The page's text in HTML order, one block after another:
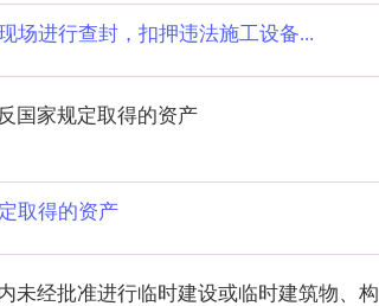
场进行查封，扣押违法施工设备...
国家规定取得的资产
取得的资产
未经批准进行临时建设或临时建筑物、构